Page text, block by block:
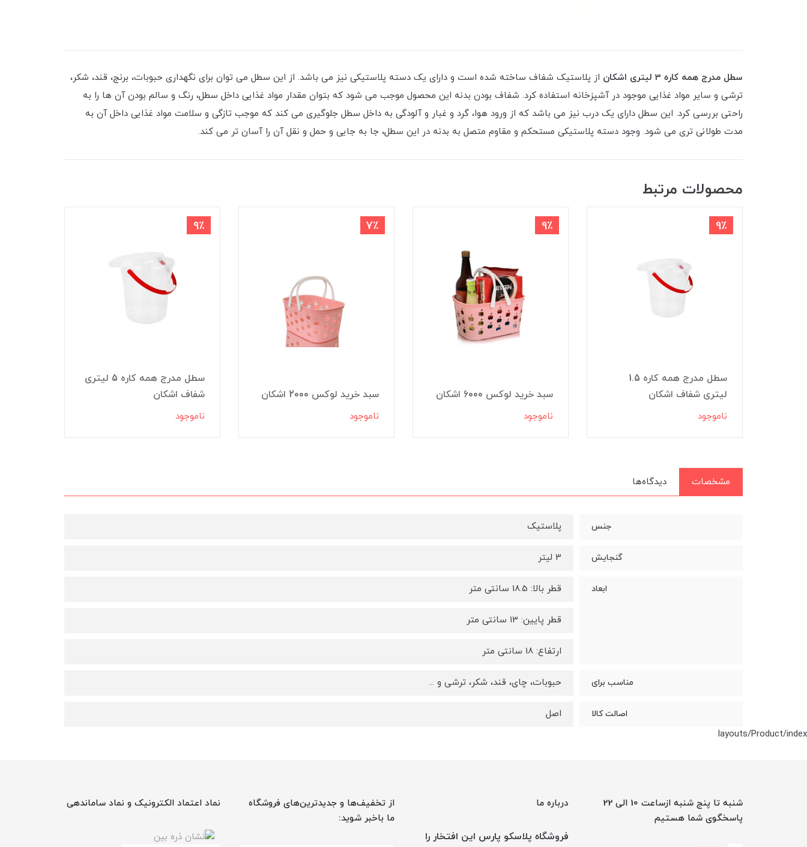
سطل مدرج همه کاره 3 لیتری اشکان
از پلاستیک شفاف ساخته شده است و دارای یک دسته پلاستیکی نیز می باشد. از این سطل می توان برای نگهداری حبوبات، برنج، قند، شکر،
ترشی و سایر مواد غذایی موجود در آشپزخانه استفاده کرد. شفاف بودن بدنه این محصول موجب می شود که بتوان مقدار مواد غذایی داخل سطل، رنگ و سالم بودن آن ها را به
راحتی بررسی کرد. این سطل دارای یک درب نیز می باشد که از ورود هوا، گرد و غبار و آلودگی به داخل سطل جلوگیری می کند که موجب تازگی و سلامت مواد غذایی داخل آن به
مدت طولانی تری می شود. وجود دسته پلاستیکی مستحکم و مقاوم متصل به بدنه در این سطل، جا به جایی و حمل و نقل آن را آسان تر می کند.
محصولات مرتبط
9٪
سطل مدرج همه کاره 1.5
لیتری شفاف اشکان
ناموجود
9٪
سبد خرید لوکس 6000 اشکان
ناموجود
7٪
سبد خرید لوکس 2000 اشکان
ناموجود
9٪
سطل مدرج همه کاره 5 لیتری
شفاف اشکان
ناموجود
مشخصات دیدگاه‌ها
جنس پلاستیک
گنجایش 3 لیتر
ابعاد قطر بالا: 18.5 سانتی متر
قطر پایین: 13 سانتی متر
ارتفاع: 18 سانتی متر
مناسب برای حبوبات، چای، قند، شکر، ترشی و ...
اصالت کالا
اصل
layouts/Product/index
شنبه تا پنج شنبه ازساعت 10 الی 22
پاسخگوی شما هستیم
درباره ما
فروشگاه پلاسکو پارس این افتخار را
از تخفیف‌ها و جدیدترین‌های فروشگاه
ما باخبر شوید:
نماد اعتماد الکترونیک و نماد ساماندهی